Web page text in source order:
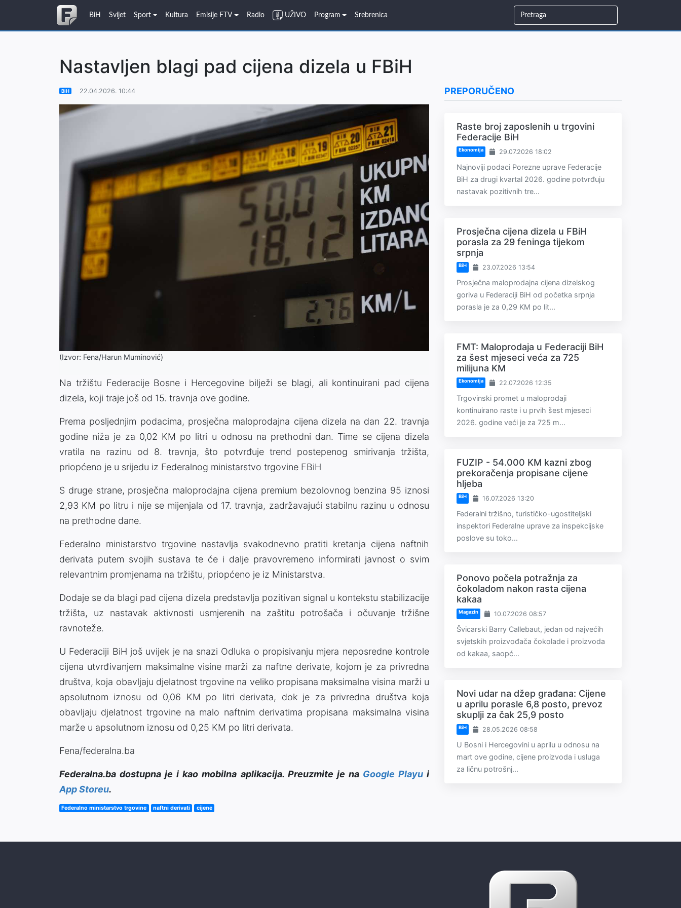
BiH Svijet Sport Kultura Emisije FTV Radio UŽIVO Program Srebrenica
Nastavljen blagi pad cijena dizela u FBiH
BiH 22.04.2026. 10:44
(Izvor: Fena/Harun Muminović)
Na tržištu Federacije Bosne i Hercegovine bilježi se blagi, ali kontinuirani pad cijena
dizela, koji traje još od 15. travnja ove godine.
Prema posljednjim podacima, prosječna maloprodajna cijena dizela na dan 22. travnja
godine niža je za 0,02 KM po litri u odnosu na prethodni dan. Time se cijena dizela
vratila na razinu od 8. travnja, što potvrđuje trend postepenog smirivanja tržišta,
priopćeno je u srijedu iz Federalnog ministarstvo trgovine FBiH
S druge strane, prosječna maloprodajna cijena premium bezolovnog benzina 95 iznosi
2,93 KM po litru i nije se mijenjala od 17. travnja, zadržavajući stabilnu razinu u odnosu
na prethodne dane.
Federalno ministarstvo trgovine nastavlja svakodnevno pratiti kretanja cijena naftnih
derivata putem svojih sustava te će i dalje pravovremeno informirati javnost o svim
relevantnim promjenama na tržištu, priopćeno je iz Ministarstva.
Dodaje se da blagi pad cijena dizela predstavlja pozitivan signal u kontekstu stabilizacije
tržišta, uz nastavak aktivnosti usmjerenih na zaštitu potrošača i očuvanje tržišne
ravnoteže.
U Federaciji BiH još uvijek je na snazi Odluka o propisivanju mjera neposredne kontrole
cijena utvrđivanjem maksimalne visine marži za naftne derivate, kojom je za privredna
društva, koja obavljaju djelatnost trgovine na veliko propisana maksimalna visina marži u
apsolutnom iznosu od 0,06 KM po litri derivata, dok je za privredna društva koja
obavljaju djelatnost trgovine na malo naftnim derivatima propisana maksimalna visina
marže u apsolutnom iznosu od 0,25 KM po litri derivata.
Fena/federalna.ba
Federalna.ba dostupna je i kao mobilna aplikacija. Preuzmite je na Google Playui
App Storeu.
Federalno ministarstvo trgovine naftni derivati cijene
PREPORUČENO
Raste broj zaposlenih u trgovini
Federacije BiH
Ekonomija 29.07.2026 18:02
Najnoviji podaci Porezne uprave Federacije
BiH za drugi kvartal 2026. godine potvrđuju
nastavak pozitivnih tre...
Prosječna cijena dizela u FBiH
porasla za 29 feninga tijekom
srpnja
BiH 23.07.2026 13:54
Prosječna maloprodajna cijena dizelskog
goriva u Federaciji BiH od početka srpnja
porasla je za 0,29 KM po lit...
FMT: Maloprodaja u Federaciji BiH
za šest mjeseci veća za 725
milijuna KM
Ekonomija 22.07.2026 12:35
Trgovinski promet u maloprodaji
kontinuirano raste i u prvih šest mjeseci
2026. godine veći je za 725 m...
FUZIP - 54.000 KM kazni zbog
prekoračenja propisane cijene
hljeba
BiH 16.07.2026 13:20
Federalni tržišno, turističko-ugostiteljski
inspektori Federalne uprave za inspekcijske
poslove su toko...
Ponovo počela potražnja za
čokoladom nakon rasta cijena
kakaa
Magazin 10.07.2026 08:57
Švicarski Barry Callebaut, jedan od najvećih
svjetskih proizvođača čokolade i proizvoda
od kakaa, saopć...
Novi udar na džep građana: Cijene
u aprilu porasle 6,8 posto, prevoz
skuplji za čak 25,9 posto
BiH 28.05.2026 08:58
U Bosni i Hercegovini u aprilu u odnosu na
mart ove godine, cijene proizvoda i usluga
za ličnu potrošnj...